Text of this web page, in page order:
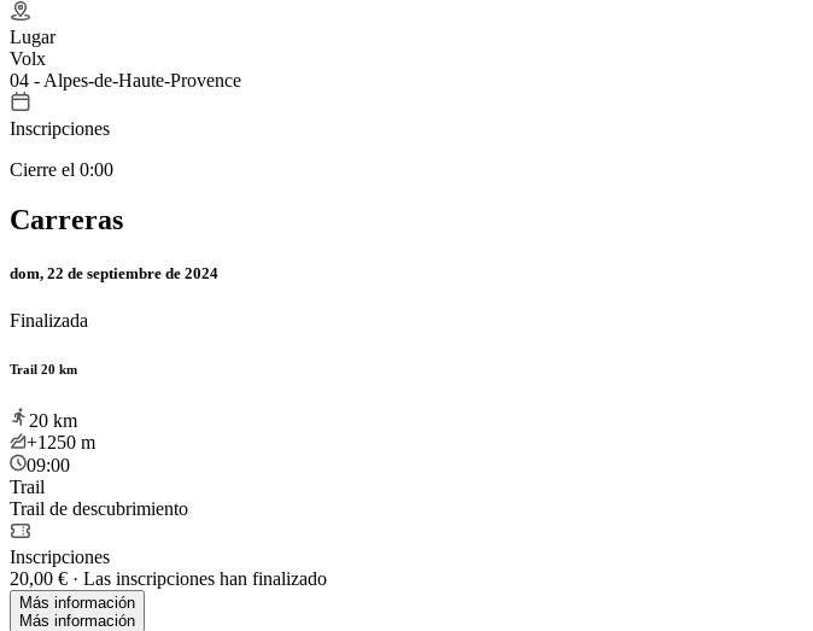
Lugar
Volx
04 - Alpes-de-Haute-Provence
Inscripciones
Cierre el 0:00
Carreras
dom, 22 de septiembre de 2024
Finalizada
Trail 20 km
20 km
+1250 m
09:00
Trail
Trail de descubrimiento
Inscripciones
20,00 € · Las inscripciones han finalizado
Más información
Más información